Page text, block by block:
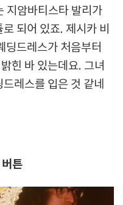
지암바티스타 발리가
되어 있죠. 제시카 비
딩드레스가 처음부터
힌 바 있는데요. 그녀
레스를 입은 것 같네
튼